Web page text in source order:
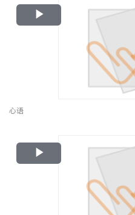
Play
Video
心语
Play
Video